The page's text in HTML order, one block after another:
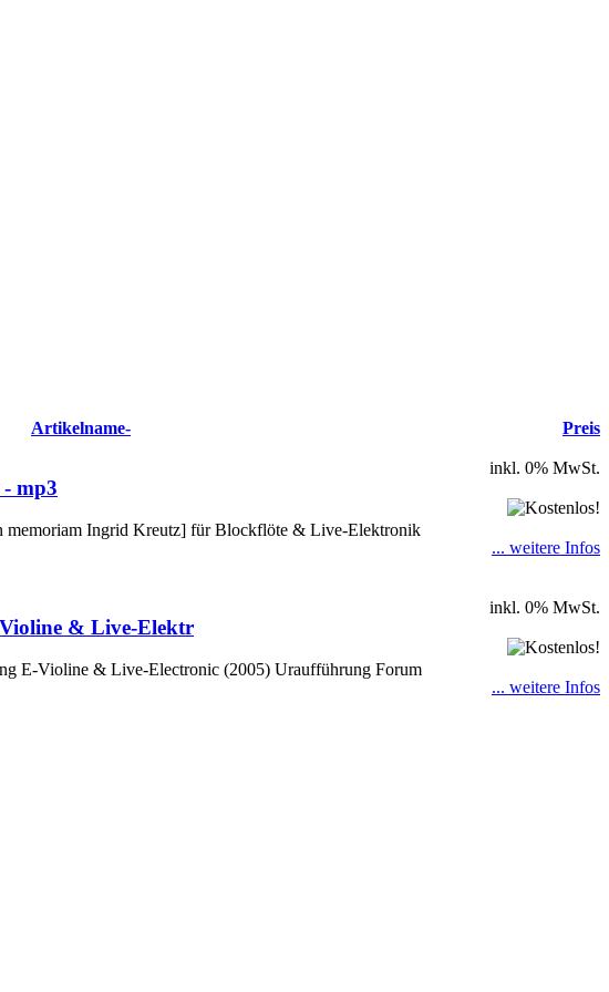
Artikelname- Preis
mp3
memoriam Ingrid Kreutz] für Blockflöte & Live-Elektronik
inkl. 0% MwSt.
... weitere Infos
& Live-Elektr
E-Violine & Live-Electronic (2005) Uraufführung Forum
inkl. 0% MwSt.
... weitere Infos